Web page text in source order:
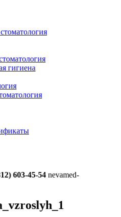
гигиена
603-45-54 nevamed-